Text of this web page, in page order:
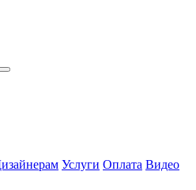
Услуги Оплата Видео